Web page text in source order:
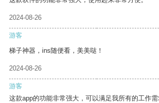
2024-08-26
游客
梯子神器，ins随便看，美美哒！
2024-08-26
游客
这款app的功能非常强大，可以满足我所有的工作